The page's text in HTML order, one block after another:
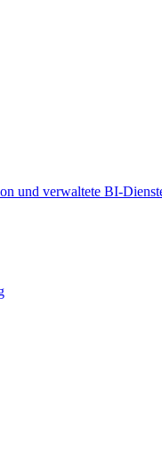
und verwaltete BI-